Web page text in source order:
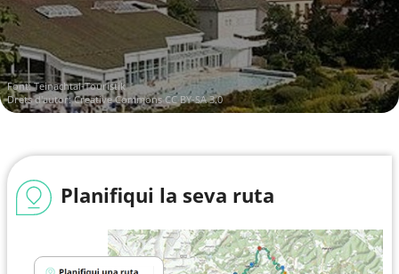
Font:Teinachtal-Touristik
Drets d'autor:Creative Commons CC BY-SA 3.0
Planifiqui la seva ruta